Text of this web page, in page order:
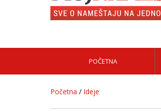
POČETNA
Početna / Ideje